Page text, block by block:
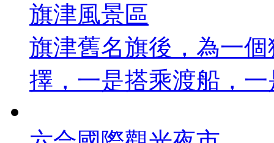
旗津風景區
旗津舊名旗後，為一
擇，一是搭乘渡船，